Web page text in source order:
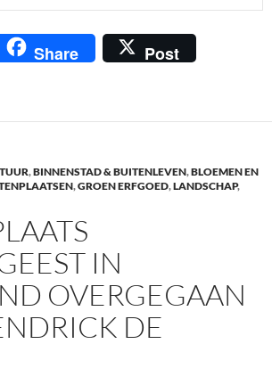
Share Post
,BINNENSTAD & BUITENLEVEN,BLOEMEN EN
,GROEN ERFGOED,LANDSCHAP,
IN
OVERGEGAAN
DE